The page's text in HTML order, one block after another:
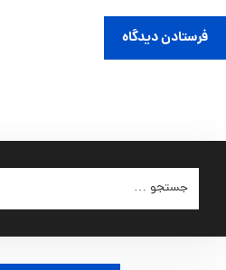
فرستادن دیدگاه